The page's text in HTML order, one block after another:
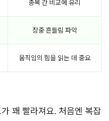
종목 간 비교에 유리
장중 흔들림 파악
움직임의 힘을 읽는 데 중요
꽤 빨라져요. 처음엔 복잡